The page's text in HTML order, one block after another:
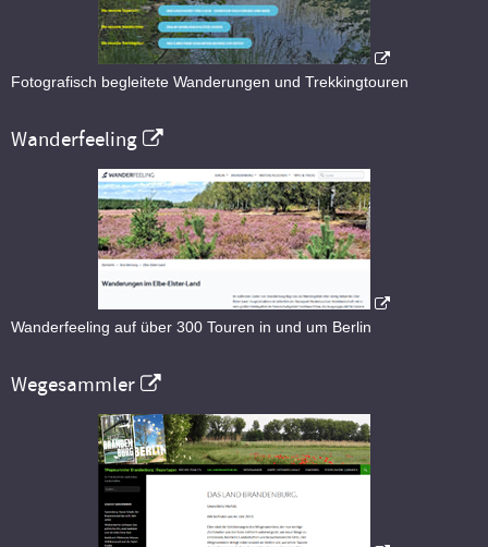
Fotografisch begleitete Wanderungen und Trekkingtouren
Wanderfeeling
Wanderfeeling auf über 300 Touren in und um Berlin
Wegesammler